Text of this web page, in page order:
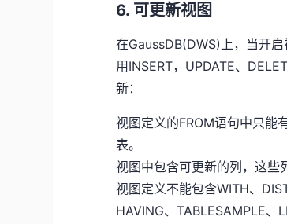
6. 可更新视图
在GaussDB(DWS)上，当开
用INSERT，UPDATE、
新：
视图定义的FROM语句中只
表。
视图中包含可更新的列，这些
视图定义不能包含WITH、
HAVING、TABLESAMPLE、